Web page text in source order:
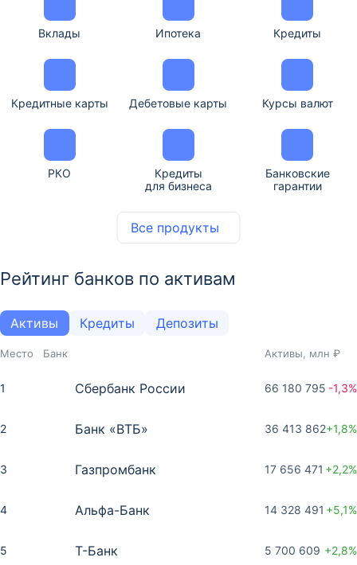
Все продукты
Вклады Ипотека Кредиты
Кредитные карты Дебетовые карты Курсы валют
РКО
Кредиты
для бизнеса
Банковские
гарантии
Рейтинг банков по активам
Активы Кредиты Депозиты
Место Банк Активы, млн ₽
1 Сбербанк России 66 180 795 -1,3%
2 Банк «ВТБ» 36 413 862+1,8%
3 Газпромбанк 17 656 471 +2,2%
4 Альфа-Банк 14 328 491 +5,1%
5 Т-Банк 5 700 609 +2,8%